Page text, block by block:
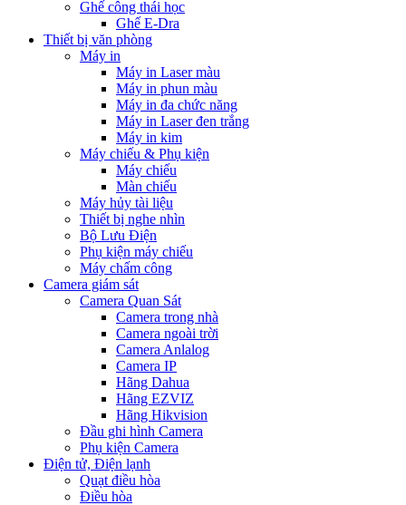
Ghế công thái học
Ghế E-Dra
Thiết bị văn phòng
Máy in
Máy in Laser màu
Máy in phun màu
Máy in đa chức năng
Máy in Laser đen trắng
Máy in kim
Máy chiếu & Phụ kiện
Máy chiếu
Màn chiếu
Máy hủy tài liệu
Thiết bị nghe nhìn
Bộ Lưu Điện
Phụ kiện máy chiếu
Máy chấm công
Camera giám sát
Camera Quan Sát
Camera trong nhà
Camera ngoài trời
Camera Anlalog
Camera IP
Hãng Dahua
Hãng EZVIZ
Hãng Hikvision
Đầu ghi hình Camera
Phụ kiện Camera
Điện tử, Điện lạnh
Quạt điều hòa
Điều hòa